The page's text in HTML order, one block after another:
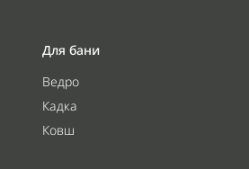
Для бани
Ведро
Кадка
Ковш